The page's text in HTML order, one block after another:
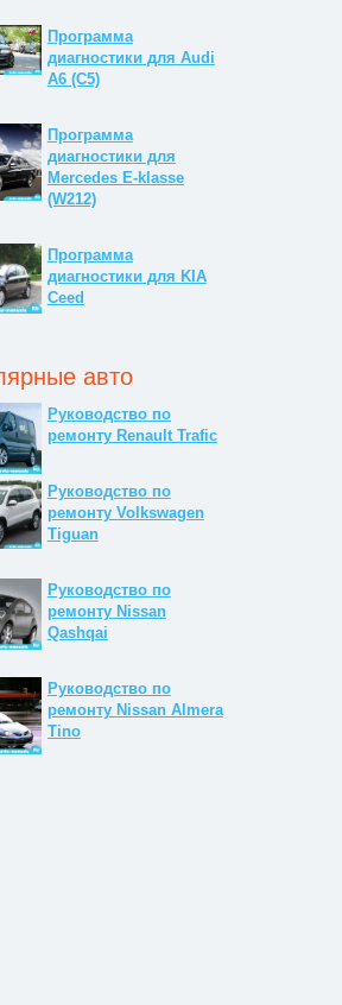
Программа
диагностики для Audi
A6 (C5)
Программа
диагностики для
Mercedes E-klasse
(W212)
Программа
диагностики для KIA
Ceed
авто
Руководство по
ремонту Renault Trafic
Руководство по
ремонту Volkswagen
Tiguan
Руководство по
ремонту Nissan
Qashqai
Руководство по
ремонту Nissan Almera
Tino